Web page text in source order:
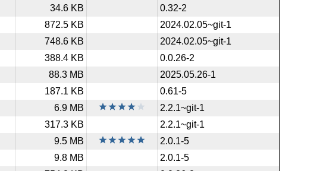
34.6 KB
0.32-2
872.5 KB
2024.02.05~git-1
748.6 KB
2024.02.05~git-1
388.4 KB
0.0.26-2
88.3 MB
2025.05.26-1
187.1 KB
0.61-5
6.9 MB
2.2.1~git-1
317.3 KB
2.2.1~git-1
9.5 MB
2.0.1-5
9.8 MB
2.0.1-5